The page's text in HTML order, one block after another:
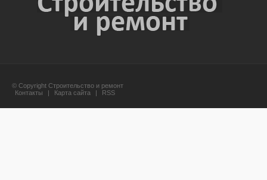
© Copyright Строительство и ремонт
Контакты
| Карта сайта | RSS